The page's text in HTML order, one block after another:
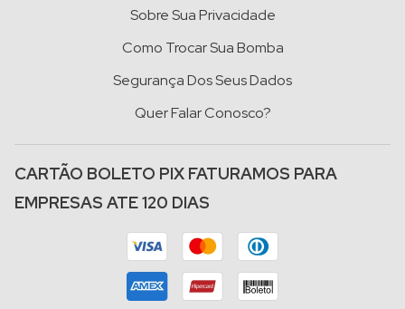
Sobre Sua Privacidade
Como Trocar Sua Bomba
Segurança Dos Seus Dados
Quer Falar Conosco?
CARTÃO BOLETO PIX FATURAMOS PARA
EMPRESAS ATE 120 DIAS